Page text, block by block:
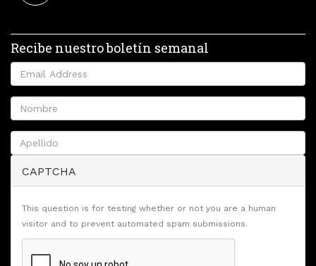
Recibe nuestro boletín semanal
CAPTCHA
This question is for testing whether or not you are a human
visitor and to prevent automated spam submissions.